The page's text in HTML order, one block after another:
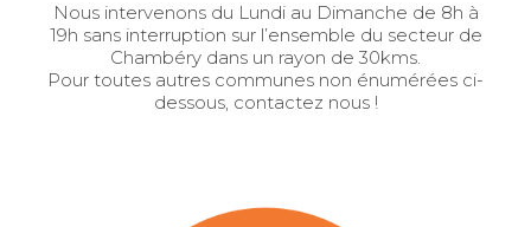
Nous intervenons du Lundi au Dimanche de 8h à
19h sans interruption sur l’ensemble du secteur de
Chambéry dans un rayon de 30kms.
Pour toutes autres communes non énumérées ci-
dessous, contactez nous !